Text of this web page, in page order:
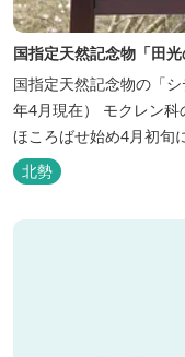
国指定天然記念物「田
国指定天然記念物の「
年4月現在） モクレン科のシデコブシは、例年3月末からつぼみを
ほころばせ始め4月初旬
周辺の狭い範囲に自生
菰野町、四日市市など
おけるシデコブシ天然分布の
北勢